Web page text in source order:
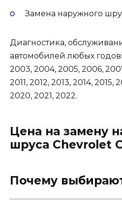
Замена наружного
Диагностика,
автомобилей любых
2003, 2004, 2005, 2006,
2011, 2012, 2013, 2014, 2015,
2020, 2021, 2022.
Цена на замену
шруса Chevrolet
Почему